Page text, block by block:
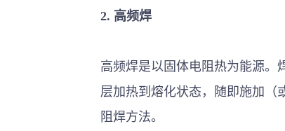
2. 高频焊
高频焊是以固体电阻热为能源。
层加热到熔化状态，随即施加（
阻焊方法。